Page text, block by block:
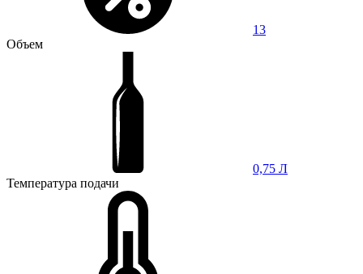
13
Объем
0,75 Л
Температура подачи